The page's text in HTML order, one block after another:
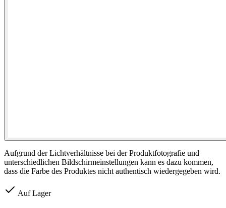
Aufgrund der Lichtverhältnisse bei der Produktfotografie und
unterschiedlichen Bildschirmeinstellungen kann es dazu kommen,
dass die Farbe des Produktes nicht authentisch wiedergegeben wird.
Auf Lager